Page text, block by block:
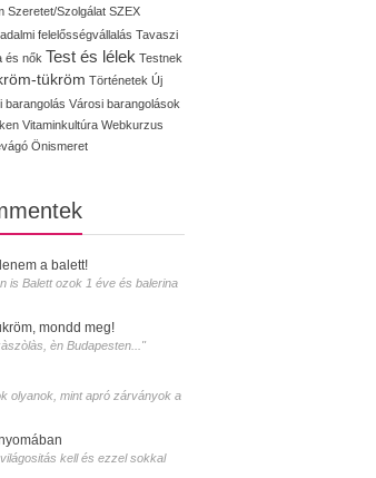
Szeretet/Szolgálat SZEX
felelősségvállalás Tavaszi
és nők Test és lélek Testnek
tükröm Történetek Új
barangolás Városi barangolások
Vitaminkultúra Webkurzus
Önismeret
a balett!
is Balett ozok 1 éve és balerina
mondd meg!
èn Budapesten..."
olyanok, mint apró zárványok a
kell és ezzel sokkal